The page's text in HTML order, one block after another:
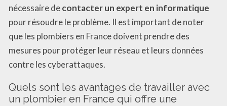
nécessaire decontacter un expert en informatique
pour résoudre le problème. Il est important de noter
que les plombiers en France doivent prendre des
mesures pour protéger leur réseau et leurs données
contre les cyberattaques.
Quels sont les avantages de travailler avec
un plombier en France qui offre une